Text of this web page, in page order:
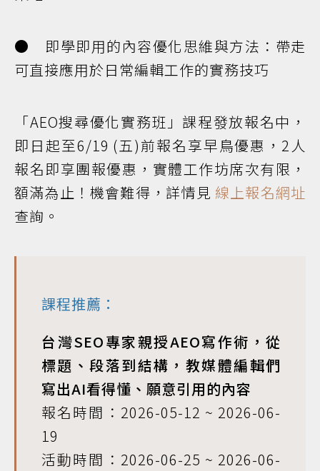
● 即學即用的內容優化思維與方法：帶走
可直接應用於日常編輯工作的實務技巧
「AEO搜尋優化實務班」課程發放報名中，
即日起至6/19 (五)前報名享早鳥優惠，2人
報名即享團報優惠，實體工作坊席次有限，
額滿為止！機會難得，詳情見 線上報名網址
查詢。
課程推薦：
台灣SEO專家親授AEO寫作術，從
標題、段落到結構，教媒體編輯們
寫出AI看得懂、願意引用的內容
報名時間：2026-05-12 ~ 2026-06-
19
活動時間：2026-06-25 ~ 2026-06-